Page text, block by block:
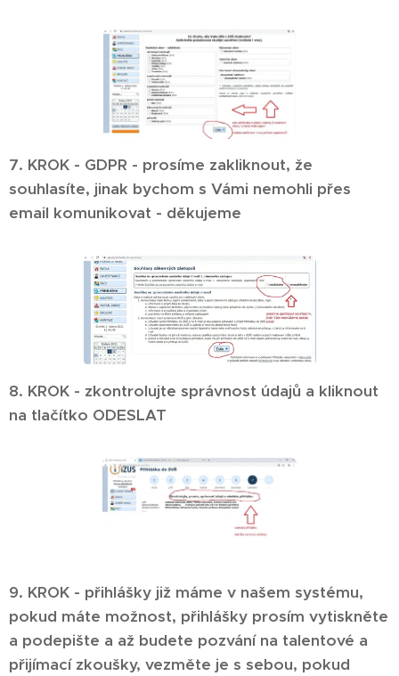
7. KROK - GDPR - prosíme zakliknout, že
souhlasíte, jinak bychom s Vámi nemohli přes
email komunikovat - děkujeme
8. KROK - zkontrolujte správnost údajů a kliknout
na tlačítko ODESLAT
9. KROK - přihlášky již máme v našem systému,
pokud máte možnost, přihlášky prosím vytiskněte
a podepište a až budete pozvání na talentové a
přijímací zkoušky, vezměte je s sebou, pokud